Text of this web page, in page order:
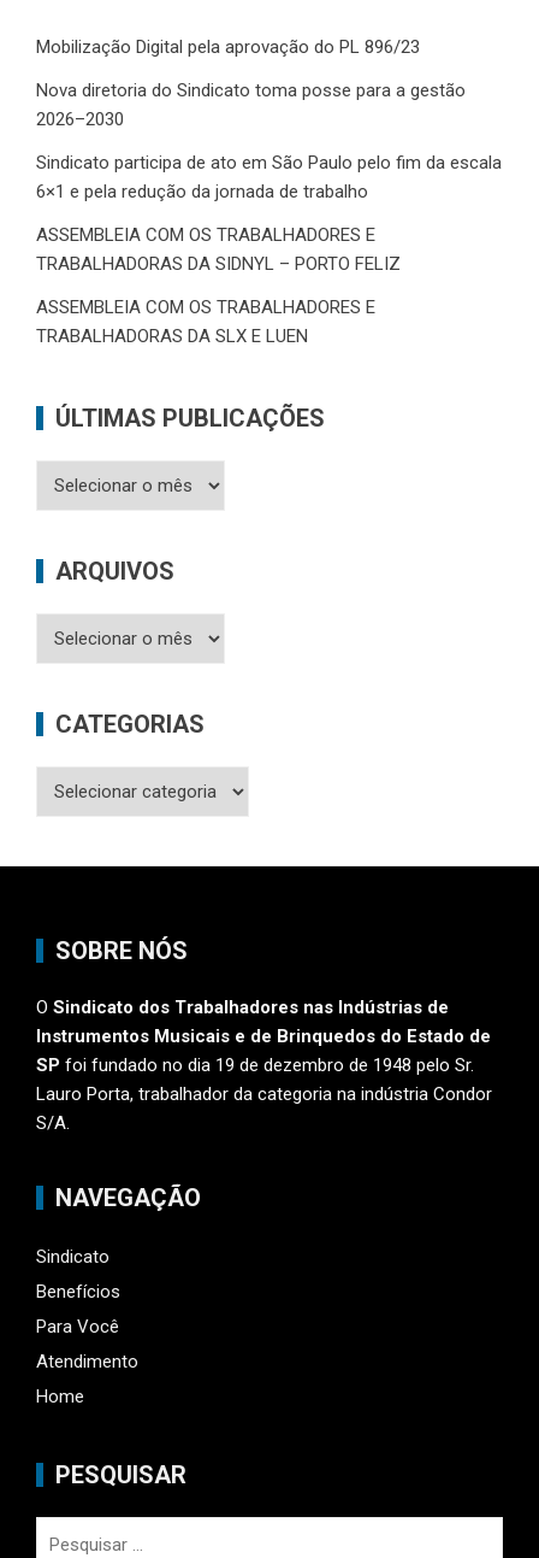
Mobilização Digital pela aprovação do PL 896/23
Nova diretoria do Sindicato toma posse para a gestão
2026–2030
Sindicato participa de ato em São Paulo pelo fim da escala
6×1 e pela redução da jornada de trabalho
ASSEMBLEIA COM OS TRABALHADORES E
TRABALHADORAS DA SIDNYL – PORTO FELIZ
ASSEMBLEIA COM OS TRABALHADORES E
TRABALHADORAS DA SLX E LUEN
ÚLTIMAS PUBLICAÇÕES
Últimas
ARQUIVOS
Arquivos
CATEGORIAS
Categorias
SOBRE NÓS
O Sindicato dos Trabalhadores nas Indústrias de
Instrumentos Musicais e de Brinquedos do Estado de
SP foi fundado no dia 19 de dezembro de 1948 pelo Sr.
Lauro Porta, trabalhador da categoria na indústria Condor
S/A.
NAVEGAÇÃO
Sindicato
Benefícios
Para Você
Atendimento
Home
PESQUISAR